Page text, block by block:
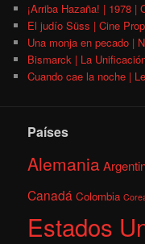
¡Arriba Hazaña! | 1978 |
El judío Süss | Cine
Una monja en pecado |
Bismarck | La
Cuando cae la noche |
Países
Alemania
Canadá Colombia
Estados